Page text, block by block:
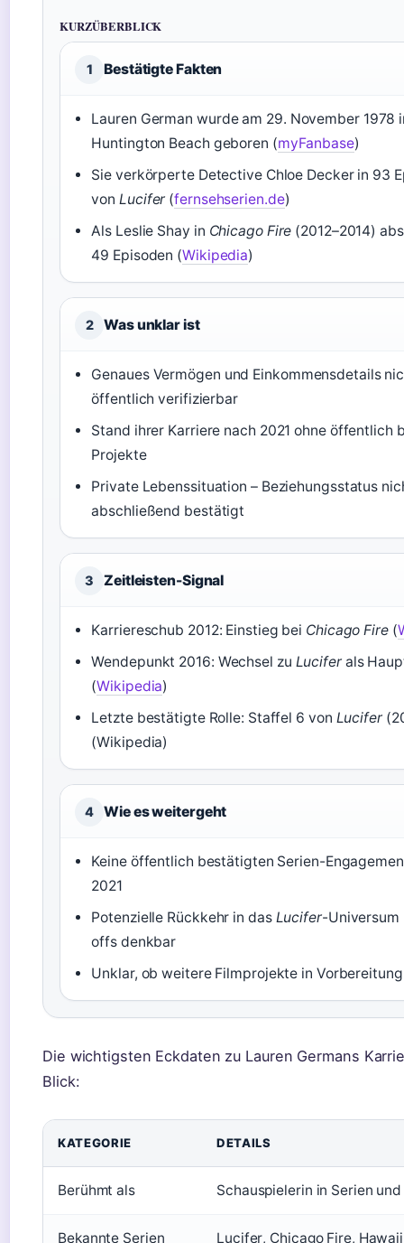
KURZÜBERBLICK
1 Bestätigte Fakten
Lauren German wurde am 29. November 1978
Huntington Beach geboren (myFanbase)
Sie verkörperte Detective Chloe Decker in 93
von Lucifer (fernsehserien.de)
Als Leslie Shay in Chicago Fire (2012–2014)
49 Episoden (Wikipedia)
2 Was unklar ist
Genaues Vermögen und Einkommensdetails
öffentlich verifizierbar
Stand ihrer Karriere nach 2021 ohne öffentlich
Projekte
Private Lebenssituation – Beziehungsstatus
abschließend bestätigt
3 Zeitleisten-Signal
Karriereschub 2012: Einstieg bei Chicago Fire(
Wendepunkt 2016: Wechsel zu Luciferals
(Wikipedia)
Letzte bestätigte Rolle: Staffel 6 von Lucifer
(Wikipedia)
4 Wie es weitergeht
Keine öffentlich bestätigten Serien-
2021
Potenzielle Rückkehr in das Lucifer-Universum
offs denkbar
Unklar, ob weitere Filmprojekte in
Die wichtigsten Eckdaten zu Lauren Germans
Blick:
KATEGORIE DETAILS
Berühmt als Schauspielerin in Serien
Bekannte Serien Lucifer, Chicago Fire,